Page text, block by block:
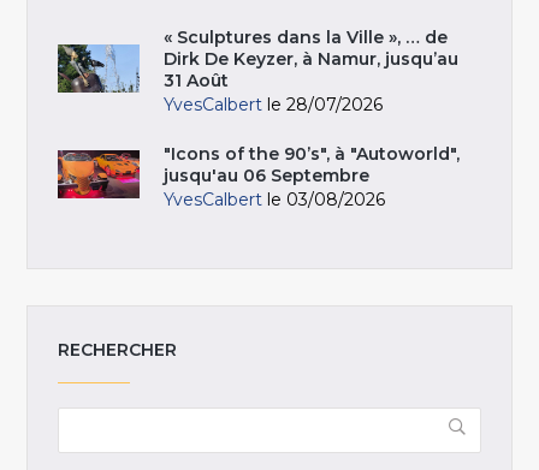
« Sculptures dans la Ville », … de
Dirk De Keyzer, à Namur, jusqu’au
31 Août
YvesCalbert le 28/07/2026
"Icons of the 90’s", à "Autoworld",
jusqu'au 06 Septembre
YvesCalbert le 03/08/2026
RECHERCHER